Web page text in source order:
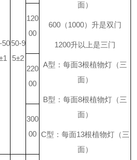
面）
600 （1000）升是双门
1200升以上是三门
A型：每面3根植物灯（三
面）
B型：每面8根植物灯（三
面）
C型：每面13根植物灯（三
面）
5050-9
5±2
120
00
220
00
300
00